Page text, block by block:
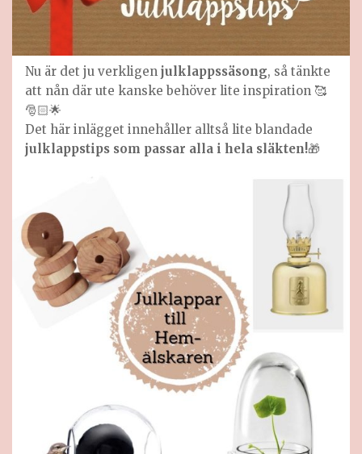
Nu är det ju verkligen julklappssäsong, så tänkte
att nån där ute kanske behöver lite inspiration 🥰
🎅🏻🌟
Det här inlägget innehåller alltså lite blandade
julklappstips som passar alla i hela släkten!🎁